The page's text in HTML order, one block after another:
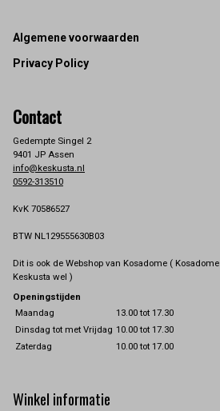
Footer
Algemene voorwaarden
Privacy Policy
Contact
Gedempte Singel 2
9401 JP Assen
info@keskusta.nl
0592-313510
KvK 70586527
BTW NL129555630B03
Dit is ook de Webshop van Kosadome (
Keskusta wel )
Openingstijden
Maandag
13.00 tot 17.30
Dinsdag tot met Vrijdag 10.00 tot 17.30
Zaterdag
10.00 tot 17.00
Winkel informatie